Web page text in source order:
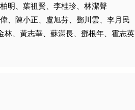
明、葉祖賢、李桂珍、林潔聲
、陳小正、盧旭芬、鄧川雲、李月民
林、黃志華、蘇滿長、鄧根年、霍志